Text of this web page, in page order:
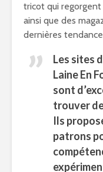
tricot qui
ainsi que des
dernières
Les sites
Laine En
sont
trouver
Ils
patrons